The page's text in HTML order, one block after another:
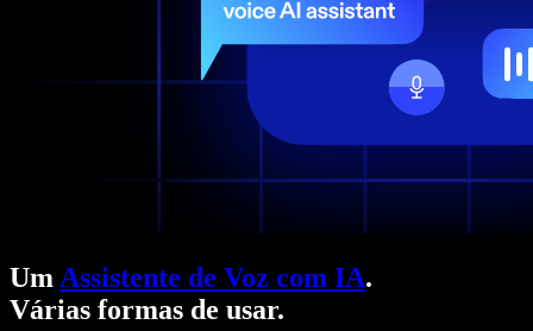
Um Assistente de Voz com IA.
Várias formas de usar.